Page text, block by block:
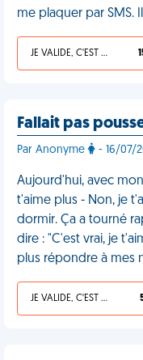
me plaquer par SMS.
JE VALIDE, C'EST UNE VDM
Fallait pas
Par Anonyme - 16/07/
Aujourd'hui, avec
t'aime plus - Non, je
dormir. Ça a tourné
dire : "C'est vrai, je
plus répondre à mes
JE VALIDE, C'EST UNE VDM